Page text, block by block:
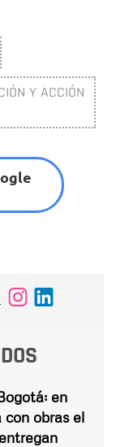
Y ACCIÓN
en
con obras el